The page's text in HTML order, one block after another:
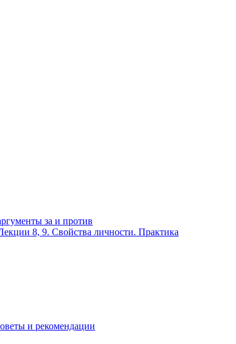
за и против
8, 9. Свойства личности. Практика
и рекомендации